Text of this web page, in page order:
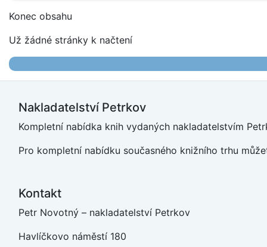
Konec obsahu
Už žádné stránky k načtení
Nakladatelství Petrkov
Kompletní nabídka knih vydaných nakladatelstvím
Pro kompletní nabídku současného knižního trhu
Kontakt
Petr Novotný – nakladatelství Petrkov
Havlíčkovo náměstí 180